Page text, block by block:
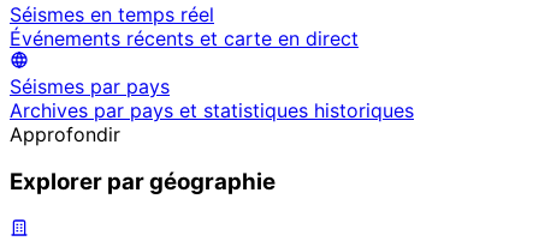
Séismes en temps réel
Événements récents et carte en direct
Séismes par pays
Archives par pays et statistiques historiques
Approfondir
Explorer par géographie